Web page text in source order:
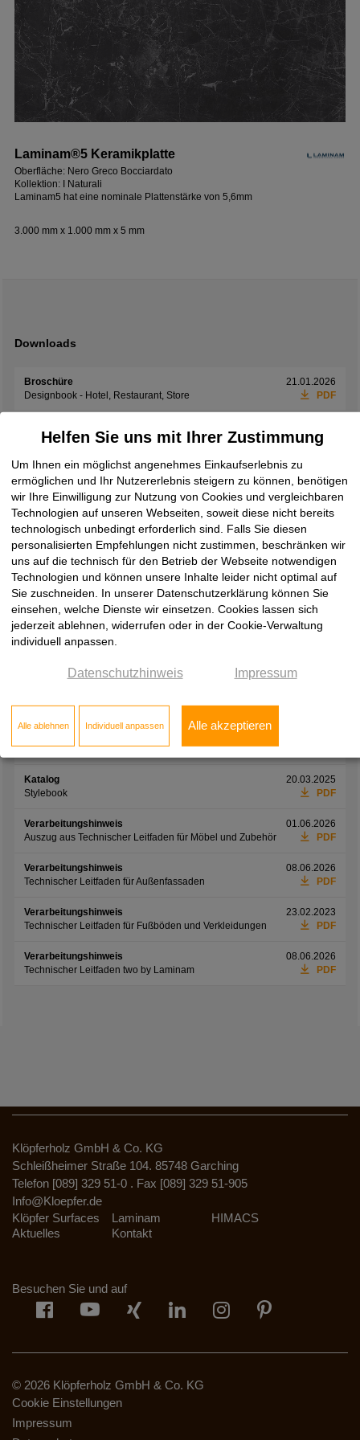
Laminam®5 Keramikplatte
Oberfläche: Nero Greco Bocciardato
Kollektion: I Naturali
Laminam5 hat eine nominale Plattenstärke von 5,6mm
3.000 mm x 1.000 mm x 5 mm
Downloads
Broschüre
Designbook - Hotel, Restaurant, Store
21.01.2026
PDF
Exclusives Interieur
PDF
Broschüre
Laminam Design Book 2026
08.06.2026
PDF
Broschüre
Laminam Ki No Bi Collection
19.05.2026
Broschüre
Laminam Rare Collection
08.06.2026
PDF
Laminam Supernova
PDF
Broschüre
two by Laminam
Preisliste Möbelfronten
Katalog
Stylebook
20.03.2025
PDF
Verarbeitungshinweis
Auszug aus Technischer Leitfaden für Möbel und Zubehör
01.06.2026
PDF
Verarbeitungshinweis
Technischer Leitfaden für Außenfassaden
08.06.2026
PDF
Verarbeitungshinweis
Technischer Leitfaden für Fußböden und Verkleidungen
23.02.2023
PDF
Verarbeitungshinweis
Technischer Leitfaden two by Laminam
08.06.2026
PDF
Klöpferholz GmbH & Co. KG
Schleißheimer Straße 104. 85748 Garching
Telefon [089] 329 51-0 . Fax [089] 329 51-905
Info@Kloepfer.de
Klöpfer Surfaces
Laminam
HIMACS
Aktuelles
Kontakt
Besuchen Sie und auf
© 2026 Klöpferholz GmbH & Co. KG
Cookie Einstellungen
Impressum
Helfen Sie uns mit Ihrer Zustimmung
Um Ihnen ein möglichst angenehmes Einkaufserlebnis zu
ermöglichen und Ihr Nutzererlebnis steigern zu können, benötigen
wir Ihre Einwilligung zur Nutzung von Cookies und vergleichbaren
Technologien auf unseren Webseiten, soweit diese nicht bereits
technologisch unbedingt erforderlich sind. Falls Sie diesen
personalisierten Empfehlungen nicht zustimmen, beschränken wir
uns auf die technisch für den Betrieb der Webseite notwendigen
Technologien und können unsere Inhalte leider nicht optimal auf
Sie zuschneiden. In unserer Datenschutzerklärung können Sie
einsehen, welche Dienste wir einsetzen. Cookies lassen sich
jederzeit ablehnen, widerrufen oder in der Cookie-Verwaltung
individuell anpassen.
Datenschutzhinweis Impressum
Alle ablehnen Individuell anpassen Alle akzeptieren